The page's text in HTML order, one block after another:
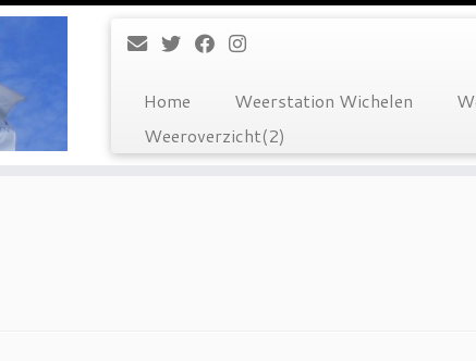
Home Weerstation Wichelen
Weeroverzicht(2)